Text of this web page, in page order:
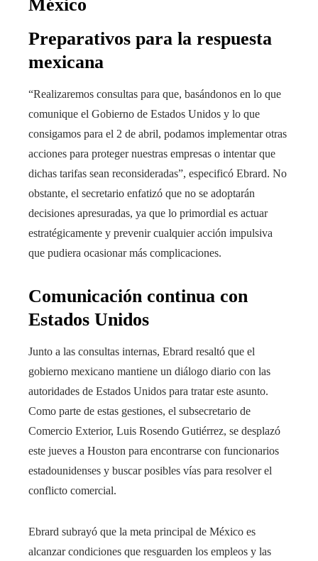
México
Preparativos para la respuesta
mexicana
“Realizaremos consultas para que, basándonos en lo que
comunique el Gobierno de Estados Unidos y lo que
consigamos para el 2 de abril, podamos implementar otras
acciones para proteger nuestras empresas o intentar que
dichas tarifas sean reconsideradas”, especificó Ebrard. No
obstante, el secretario enfatizó que no se adoptarán
decisiones apresuradas, ya que lo primordial es actuar
estratégicamente y prevenir cualquier acción impulsiva
que pudiera ocasionar más complicaciones.
Comunicación continua con
Estados Unidos
Junto a las consultas internas, Ebrard resaltó que el
gobierno mexicano mantiene un diálogo diario con las
autoridades de Estados Unidos para tratar este asunto.
Como parte de estas gestiones, el subsecretario de
Comercio Exterior, Luis Rosendo Gutiérrez, se desplazó
este jueves a Houston para encontrarse con funcionarios
estadounidenses y buscar posibles vías para resolver el
conflicto comercial.
Ebrard subrayó que la meta principal de México es
alcanzar condiciones que resguarden los empleos y las